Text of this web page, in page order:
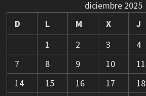
diciembre 2025
D
L M X J
1
2 3 4
7
8 9 10 11
14
15 16 17 18